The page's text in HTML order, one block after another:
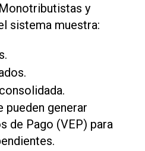
y
sistema muestra:
pueden generar
de Pago (VEP) para